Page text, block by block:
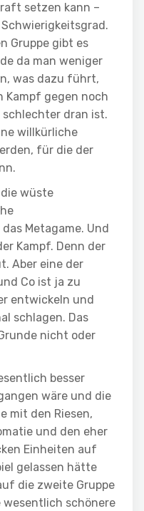
setzen kann –
Gruppe gibt es
da man weniger
was dazu führt,
Kampf gegen noch
schlechter dran ist.
willkürliche
für die der
wüste
Metagame. Und
Kampf. Denn der
Aber eine der
Co ist ja zu
entwickeln und
schlagen. Das
nicht oder
besser
wäre und die
mit den Riesen,
und den eher
Einheiten auf
gelassen hätte
die zweite Gruppe
schönere